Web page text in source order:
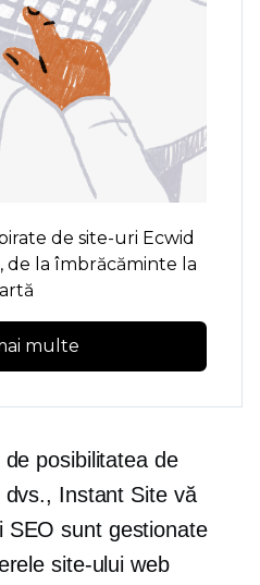
de site-uri Ecwid
de la îmbrăcăminte la
artă
multe
posibilitatea de
Instant Site vă
SEO sunt gestionate
site-ului web